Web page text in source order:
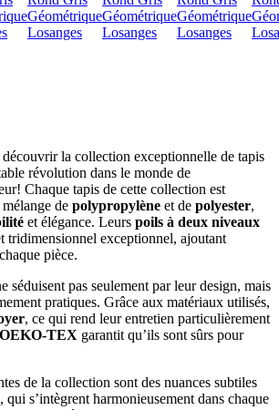
la collection exceptionnelle de tapis
révolution dans le monde de
Chaque tapis de cette collection est
de polypropylène et de polyester,
et élégance. Leurs poils à deux niveaux
tridimensionnel exceptionnel, ajoutant
pièce.
séduisent pas seulement par leur design, mais
pratiques. Grâce aux matériaux utilisés,
, ce qui rend leur entretien particulièrement
TEX garantit qu’ils sont sûrs pour
de la collection sont des nuances subtiles
qui s’intègrent harmonieusement dans chaque